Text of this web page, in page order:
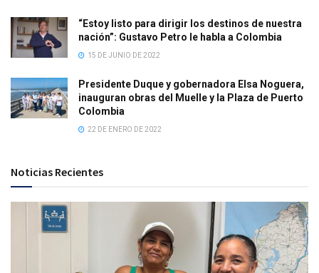
“Estoy listo para dirigir los destinos de nuestra
nación”: Gustavo Petro le habla a Colombia
15 DE JUNIO DE 2022
Presidente Duque y gobernadora Elsa Noguera,
inauguran obras del Muelle y la Plaza de Puerto
Colombia
22 DE ENERO DE 2022
Noticias Recientes